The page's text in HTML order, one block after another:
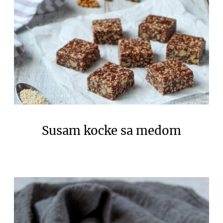
Susam kocke sa medom